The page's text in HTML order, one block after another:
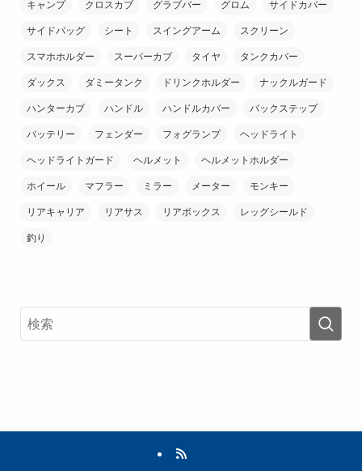
キャンプ クロスカブ グラブバー グロム サイドカバー
サイドバッグ シート スイングアーム スクリーン
スマホホルダー スーパーカブ タイヤ タンクカバー
ダックス ダミータンク ドリンクホルダー ナックルガード
ハンターカブ ハンドル ハンドルカバー バックステップ
バッテリー フェンダー フォグランプ ヘッドライト
ヘッドライトガード ヘルメット ヘルメットホルダー
ホイール マフラー ミラー メーター モンキー
リアキャリア リアサス リアボックス レッグシールド
釣り